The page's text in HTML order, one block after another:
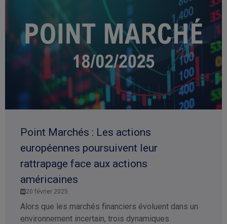
Point Marchés : Les actions
européennes poursuivent leur
rattrapage face aux actions
américaines
20 février 2025
Alors que les marchés financiers évoluent dans un
environnement incertain, trois dynamiques